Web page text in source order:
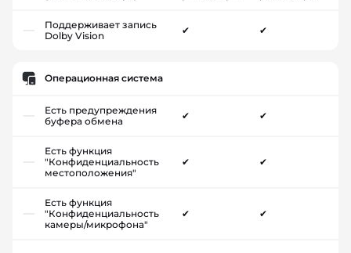
Поддерживает запись
Dolby Vision
✔ ✔
Операционная система
Есть предупреждения
буфера обмена
✔ ✔
Есть функция
"Конфиденциальность
местоположения"
✔ ✔
Есть функция
"Конфиденциальность
камеры/микрофона"
✔ ✔